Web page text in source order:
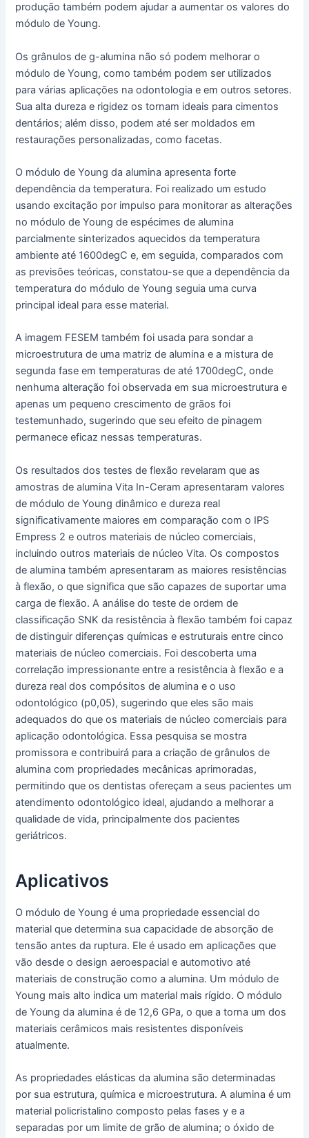
produção também podem ajudar a aumentar os valores do
módulo de Young.
Os grânulos de g-alumina não só podem melhorar o
módulo de Young, como também podem ser utilizados
para várias aplicações na odontologia e em outros setores.
Sua alta dureza e rigidez os tornam ideais para cimentos
dentários; além disso, podem até ser moldados em
restaurações personalizadas, como facetas.
O módulo de Young da alumina apresenta forte
dependência da temperatura. Foi realizado um estudo
usando excitação por impulso para monitorar as alterações
no módulo de Young de espécimes de alumina
parcialmente sinterizados aquecidos da temperatura
ambiente até 1600degC e, em seguida, comparados com
as previsões teóricas, constatou-se que a dependência da
temperatura do módulo de Young seguia uma curva
principal ideal para esse material.
A imagem FESEM também foi usada para sondar a
microestrutura de uma matriz de alumina e a mistura de
segunda fase em temperaturas de até 1700degC, onde
nenhuma alteração foi observada em sua microestrutura e
apenas um pequeno crescimento de grãos foi
testemunhado, sugerindo que seu efeito de pinagem
permanece eficaz nessas temperaturas.
Os resultados dos testes de flexão revelaram que as
amostras de alumina Vita In-Ceram apresentaram valores
de módulo de Young dinâmico e dureza real
significativamente maiores em comparação com o IPS
Empress 2 e outros materiais de núcleo comerciais,
incluindo outros materiais de núcleo Vita. Os compostos
de alumina também apresentaram as maiores resistências
à flexão, o que significa que são capazes de suportar uma
carga de flexão. A análise do teste de ordem de
classificação SNK da resistência à flexão também foi capaz
de distinguir diferenças químicas e estruturais entre cinco
materiais de núcleo comerciais. Foi descoberta uma
correlação impressionante entre a resistência à flexão e a
dureza real dos compósitos de alumina e o uso
odontológico (p0,05), sugerindo que eles são mais
adequados do que os materiais de núcleo comerciais para
aplicação odontológica. Essa pesquisa se mostra
promissora e contribuirá para a criação de grânulos de
alumina com propriedades mecânicas aprimoradas,
permitindo que os dentistas ofereçam a seus pacientes um
atendimento odontológico ideal, ajudando a melhorar a
qualidade de vida, principalmente dos pacientes
geriátricos.
Aplicativos
O módulo de Young é uma propriedade essencial do
material que determina sua capacidade de absorção de
tensão antes da ruptura. Ele é usado em aplicações que
vão desde o design aeroespacial e automotivo até
materiais de construção como a alumina. Um módulo de
Young mais alto indica um material mais rígido. O módulo
de Young da alumina é de 12,6 GPa, o que a torna um dos
materiais cerâmicos mais resistentes disponíveis
atualmente.
As propriedades elásticas da alumina são determinadas
por sua estrutura, química e microestrutura. A alumina é um
material policristalino composto pelas fases y e a
separadas por um limite de grão de alumina; o óxido de